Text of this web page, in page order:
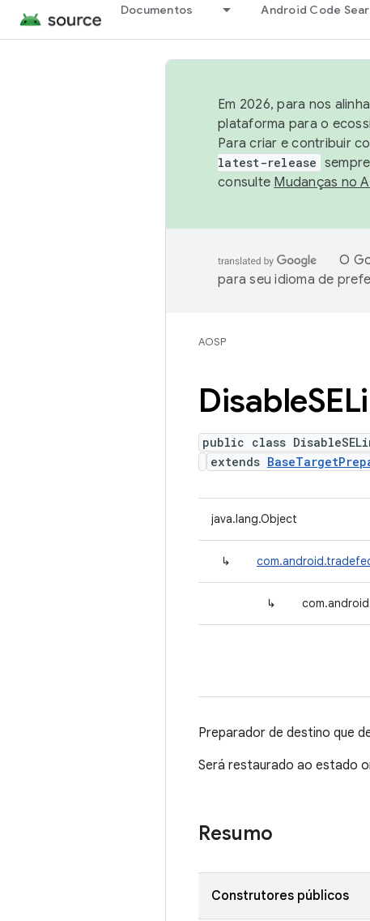
Documentos Android Code
Em 2026, para nos
plataforma para o
Para criar e contribuir
latest-release
consulte Mudanças no
O
para seu idioma de
AOSP
Disable
public class
extends
java.lang.Object
↳
↳
Preparador de destino que
Será restaurado ao estado
Resumo
Construtores públicos